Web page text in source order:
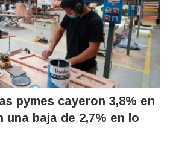
pymes cayeron 3,8% en
una baja de 2,7% en lo